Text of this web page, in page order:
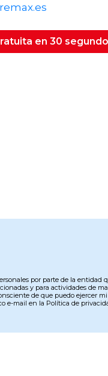
en 30
por parte de la entidad
y para actividades de
de que puedo ejercer
e-mail en la Política de